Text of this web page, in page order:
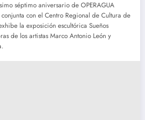
séptimo aniversario de OPERAGUA
conjunta con el Centro Regional de Cultura de
la exposición escultórica Sueños
de los artistas Marco Antonio León y